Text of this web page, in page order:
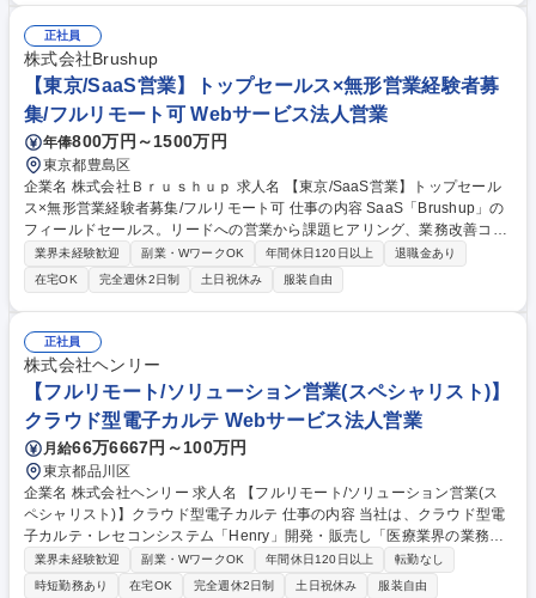
提案を行います。 【具体的には】 ■リード・問合せへの対応 ■経営層への
課題解決型提案 ■学内合意形成の推進 ■製品開発へのフィードバック 契約
後は導入コンサルタントが引き継ぐため、商談に注力可能です。 募集職種
【フルリモート/ソリューション営業(SMB領域)】クラウド型電子カルテ
正社員
株式会社Brushup
【東京/SaaS営業】トップセールス×無形営業経験者募
集/フルリモート可 Webサービス法人営業
年俸800万円～1500万円
東京都豊島区
企業名 株式会社Ｂｒｕｓｈｕｐ 求人名 【東京/SaaS営業】トップセール
ス×無形営業経験者募集/フルリモート可 仕事の内容 SaaS「Brushup」の
フィールドセールス。リードへの営業から課題ヒアリング、業務改善コン
サル、導入支援まで一気通貫で担当。ルール構築からPDCAを回し、組織
成長を牽引していただきます。 ■インサイドセールスからの供給・自己創
出リードへの商談 ■潜在的な非効率やリスクを顕在化させるソリューショ
ン提案 ■Brushupの導入・運用支援およびオフラインマーケティング 【魅
力】大手企業向けなど複雑な案件を通じ、営業としての市場価値を最大化
可能。 【業務内容の変更範囲】当社の指定する業務 募集職種 【東京/Saa
S営業】トップセールス×無形営業経験者募集/フルリモート可
業界未経験歓迎 副業・WワークOK 年間休日120日以上
退職金あり
在宅OK
完全週休2日制 土日祝休み 服装自由
正社員
株式会社ヘンリー
【フルリモート/ソリューション営業(スペシャリスト)】
クラウド型電子カルテ Webサービス法人営業
月給66万6667円～100万円
東京都品川区
企業名 株式会社ヘンリー 求人名 【フルリモート/ソリューション営業(ス
ペシャリスト)】クラウド型電子カルテ 仕事の内容 当社は、クラウド型電
子カルテ・レセコンシステム「Henry」開発・販売し「医療業界の業務改
善」に取り組んでいます。そんな当社にて、《ソリューション営業(スペ
シャリスト)》を募集します！ ■インサイドセールスが獲得したリードや学
業界未経験歓迎 副業・WワークOK 年間休日120日以上
転勤なし
時短勤務あり
在宅OK 完全週休2日制 土日祝休み 服装自由